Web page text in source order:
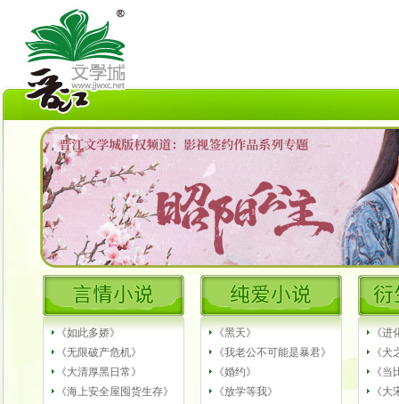
《如此多娇》
《无限破产危机》
《大清厚黑日常》
《海上安全屋囤货生存》
《黑天》
《我老公不可能是暴君》
《婚约》
《放学等我》
《
《
《
《